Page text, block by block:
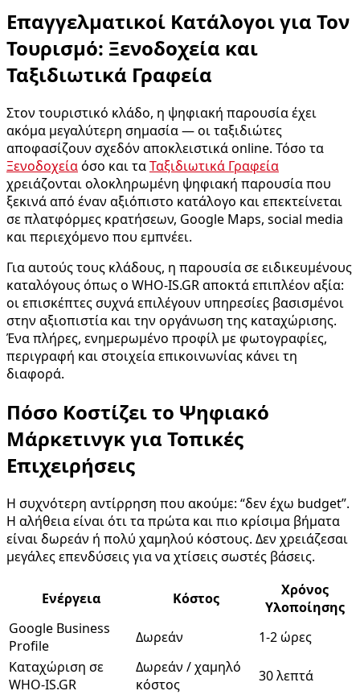
Επαγγελματικοί Κατάλογοι για Τον
Τουρισμό: Ξενοδοχεία και
Ταξιδιωτικά Γραφεία
Στον τουριστικό κλάδο, η ψηφιακή παρουσία έχει
ακόμα μεγαλύτερη σημασία — οι ταξιδιώτες
αποφασίζουν σχεδόν αποκλειστικά online. Τόσο τα
Ξενοδοχείαόσο και ταΤαξιδιωτικά Γραφεία
χρειάζονται ολοκληρωμένη ψηφιακή παρουσία που
ξεκινά από έναν αξιόπιστο κατάλογο και επεκτείνεται
σε πλατφόρμες κρατήσεων, Google Maps, social media
και περιεχόμενο που εμπνέει.
Για αυτούς τους κλάδους, η παρουσία σε ειδικευμένους
καταλόγους όπως ο WHO-IS.GR αποκτά επιπλέον αξία:
οι επισκέπτες συχνά επιλέγουν υπηρεσίες βασισμένοι
στην αξιοπιστία και την οργάνωση της καταχώρισης.
Ένα πλήρες, ενημερωμένο προφίλ με φωτογραφίες,
περιγραφή και στοιχεία επικοινωνίας κάνει τη
διαφορά.
Πόσο Κοστίζει το Ψηφιακό
Μάρκετινγκ για Τοπικές
Επιχειρήσεις
Η συχνότερη αντίρρηση που ακούμε: “δεν έχω budget”.
Η αλήθεια είναι ότι τα πρώτα και πιο κρίσιμα βήματα
είναι δωρεάν ή πολύ χαμηλού κόστους. Δεν χρειάζεσαι
μεγάλες επενδύσεις για να χτίσεις σωστές βάσεις.
Ενέργεια Κόστος
Χρόνος
Υλοποίησης
Google Business
Profile
Δωρεάν
1-2 ώρες
Καταχώριση σε
WHO-IS.GR
Δωρεάν / χαμηλό
κόστος
30 λεπτά